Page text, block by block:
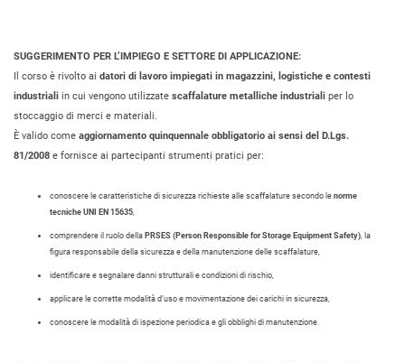
SUGGERIMENTO PER L’IMPIEGO E SETTORE DI APPLICAZIONE:
Il corso è rivolto ai datori di lavoro impiegati in magazzini, logistiche e contesti
industriali in cui vengono utilizzate scaffalature metalliche industriali per lo
stoccaggio di merci e materiali.
È valido come aggiornamento quinquennale obbligatorio ai sensi del D.Lgs.
81/2008 e fornisce ai partecipanti strumenti pratici per:
conoscere le caratteristiche di sicurezza richieste alle scaffalature secondo lenorme
tecniche UNI EN 15635
comprendere il ruolo dellaPRSES (Person Responsible for Storage Equipment Safety) , la
figura responsabile della sicurezza e della manutenzione delle scaffalature,
identificare e segnalare danni strutturali e condizioni di rischio,
applicare le corrette modalità d’uso e movimentazione dei carichi in sicurezza,
conoscere le modalità di ispezione periodica e gli obblighi di manutenzione.